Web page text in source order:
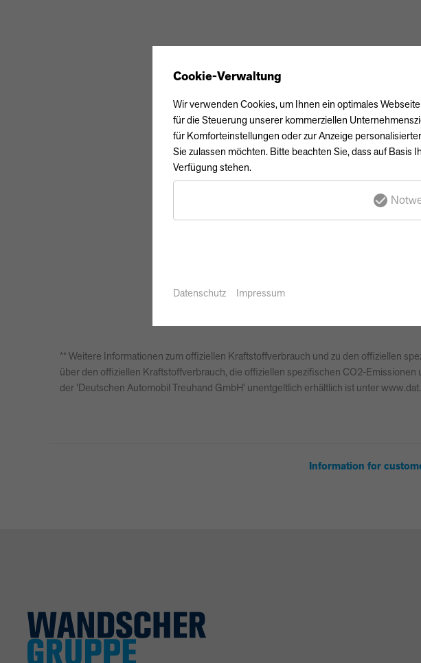
** Weitere Informationen zum offiziellen Kraftstoffverbrauch und zu den offiziellen
über den offiziellen Kraftstoffverbrauch, die offiziellen spezifischen CO2-
der 'Deutschen Automobil Treuhand GmbH' unentgeltlich erhältlich ist unter
Information for
Cookie-Verwaltung
Wir verwenden Cookies, um Ihnen ein optimales
für die Steuerung unserer kommerziellen
für Komforteinstellungen oder zur Anzeige
Sie zulassen möchten. Bitte beachten Sie, dass auf
Verfügung stehen.
Datenschutz Impressum